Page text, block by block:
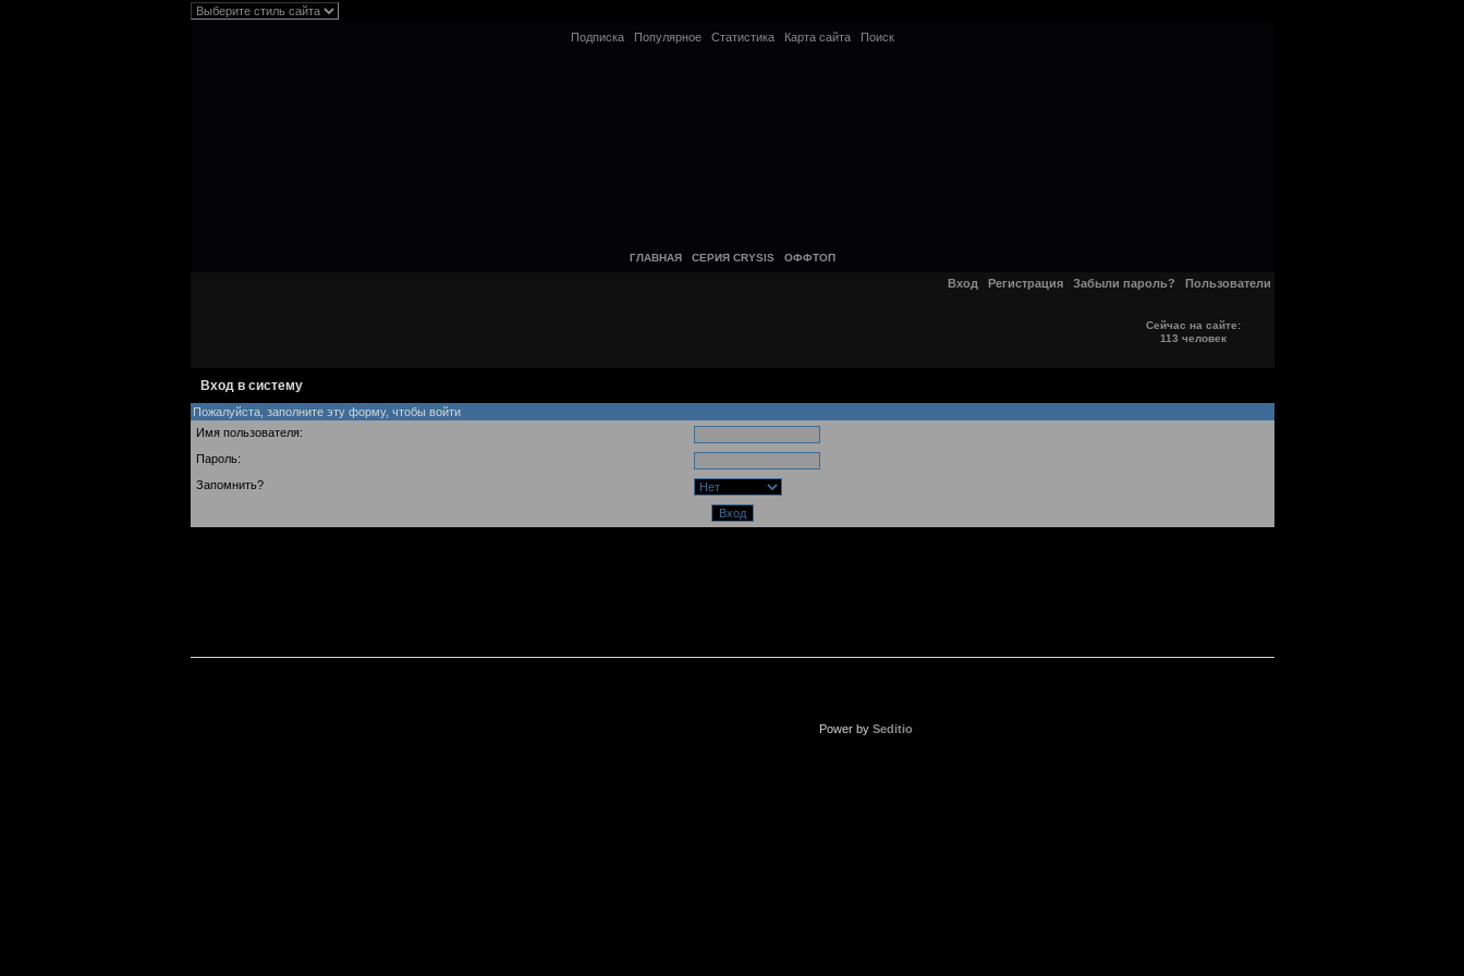
Подписка Популярное Статистика Карта сайта Поиск
ГЛАВНАЯ СЕРИЯ CRYSIS ОФФТОП
Вход Регистрация Забыли пароль? Пользователи
Сейчас на сайте:
113 человек
Вход в систему
Пожалуйста, заполните эту форму, чтобы войти
Имя пользователя:
Пароль:
Запомнить?
Power by Seditio